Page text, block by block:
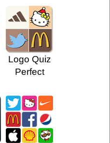
Logo Quiz
Perfect